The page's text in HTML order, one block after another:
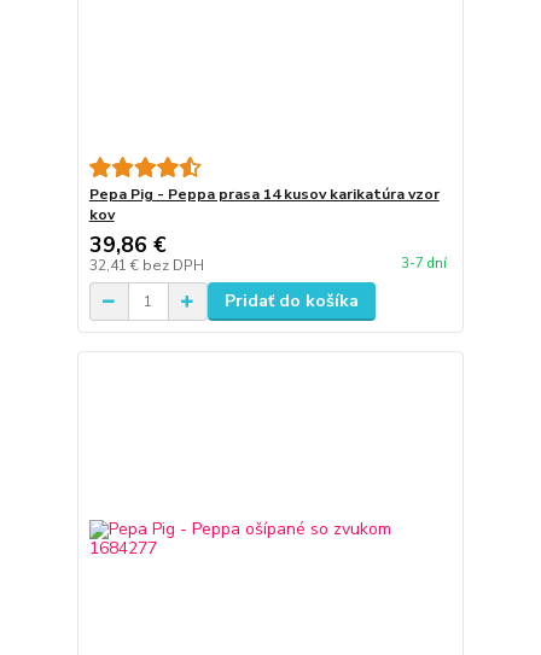
Pepa Pig - Peppa prasa 14 kusov karikatúra vzor
kov
39,86 €
32,41 € bez DPH 3-7 dní
Pridať do košíka